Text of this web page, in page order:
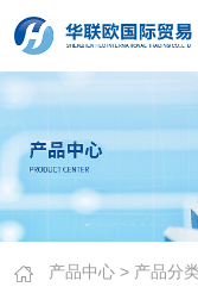
产品中心 > 产品分类